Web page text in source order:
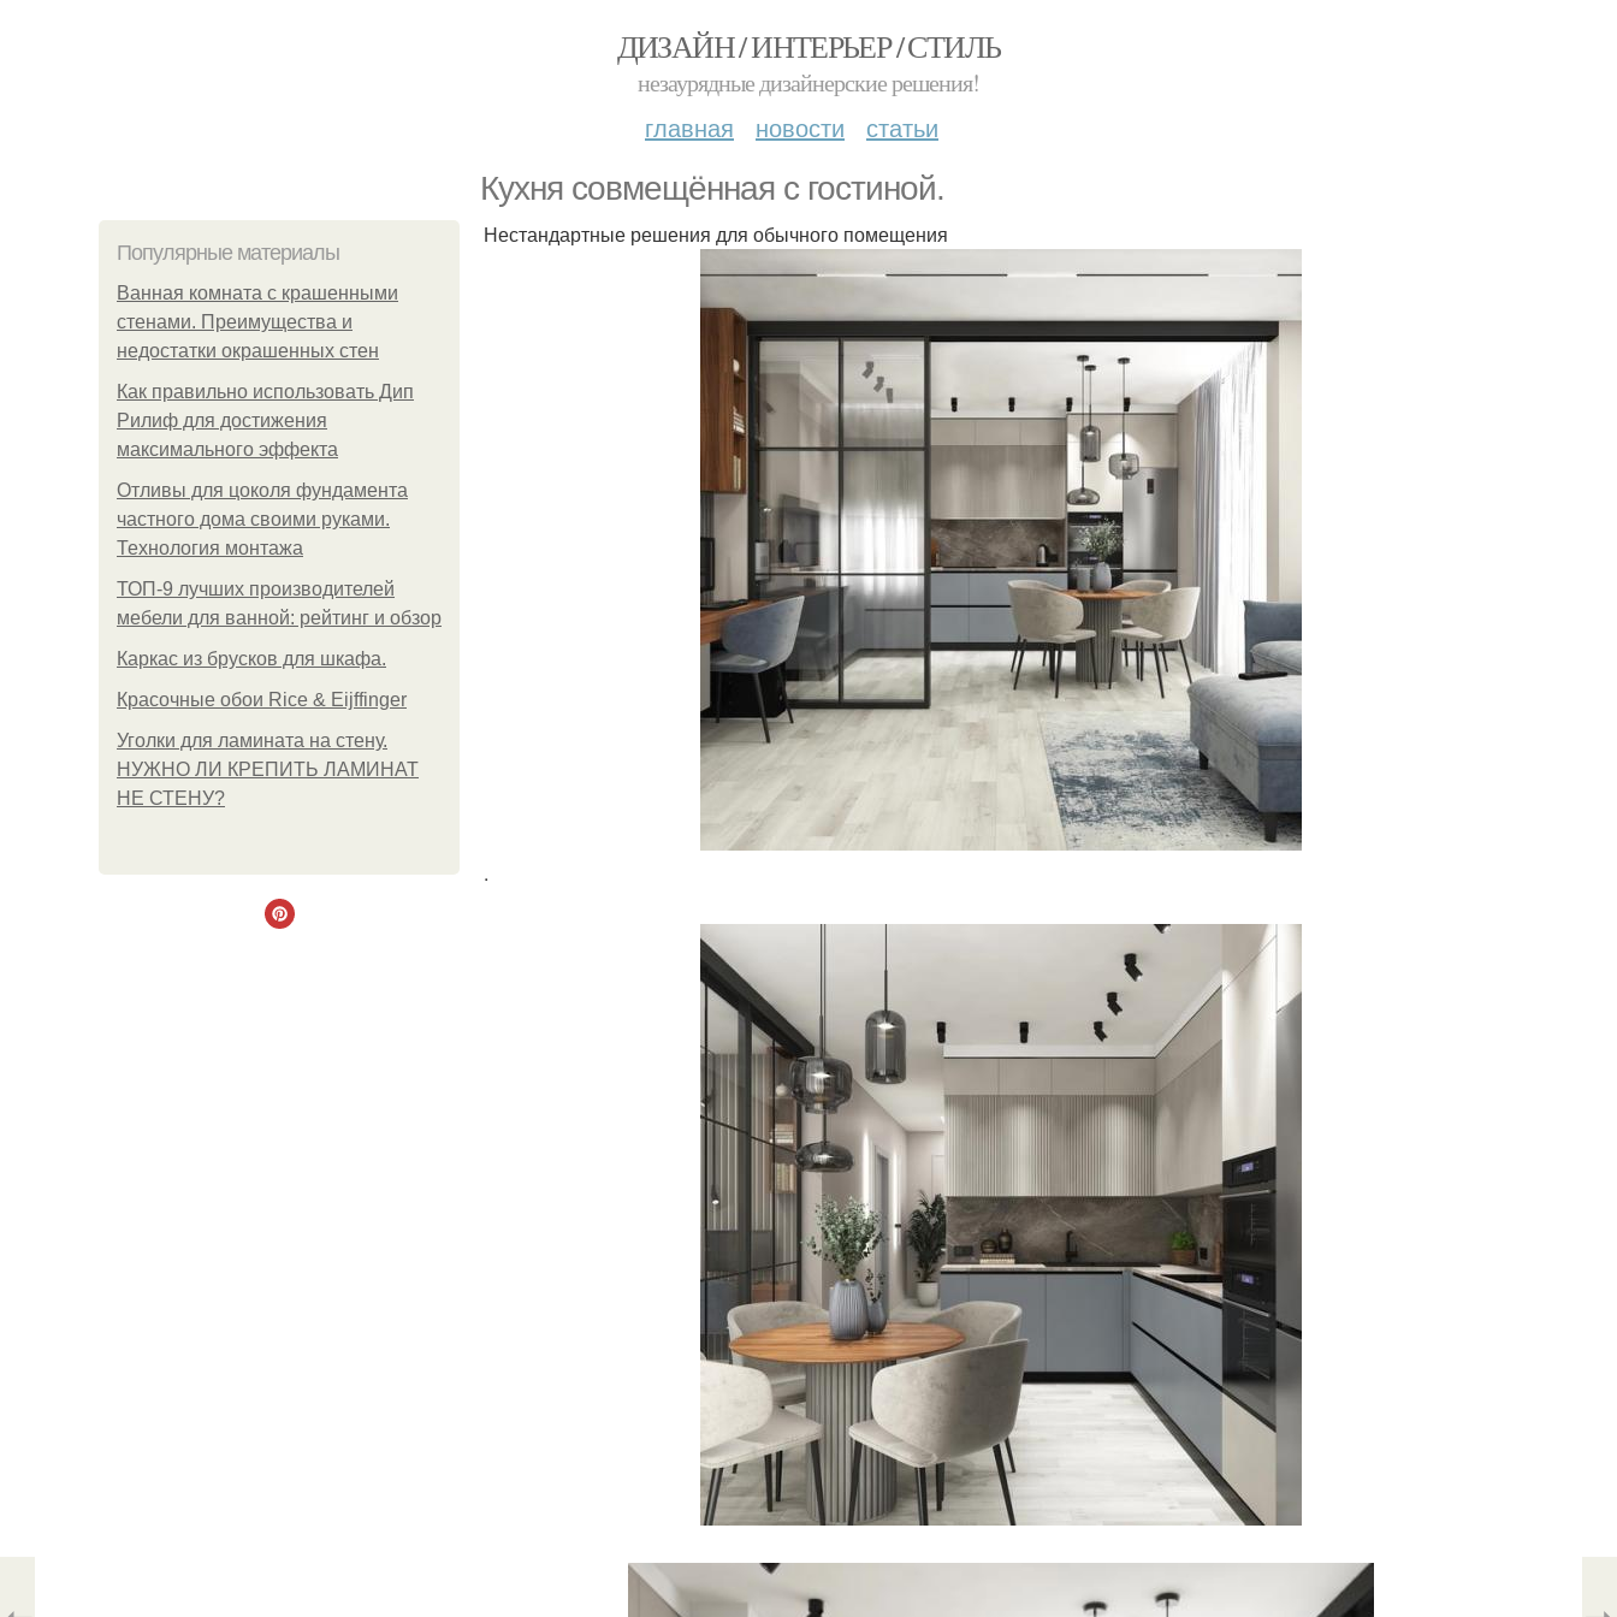
ДИЗАЙН / ИНТЕРЬЕР / СТИЛЬ
незаурядные дизайнерские решения!
главная новости статьи
Кухня совмещённая с гостиной.
Популярные материалы
Ванная комната с крашенными
стенами. Преимущества и
недостатки окрашенных стен
Как правильно использовать Дип
Рилиф для достижения
максимального эффекта
Отливы для цоколя фундамента
частного дома своими руками.
Технология монтажа
ТОП-9 лучших производителей
мебели для ванной: рейтинг и обзор
Каркас из брусков для шкафа.
Красочные обои Rice & Eijffinger
Уголки для ламината на стену.
НУЖНО ЛИ КРЕПИТЬ ЛАМИНАТ
НЕ СТЕНУ?
Нестандартные решения для обычного помещения
.